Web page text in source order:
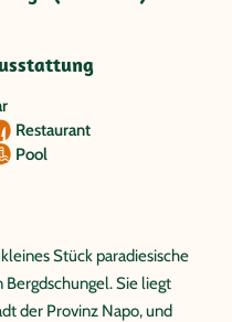
Restaurant
Pool
Stück paradiesische
Sie liegt
der Provinz Napo, und